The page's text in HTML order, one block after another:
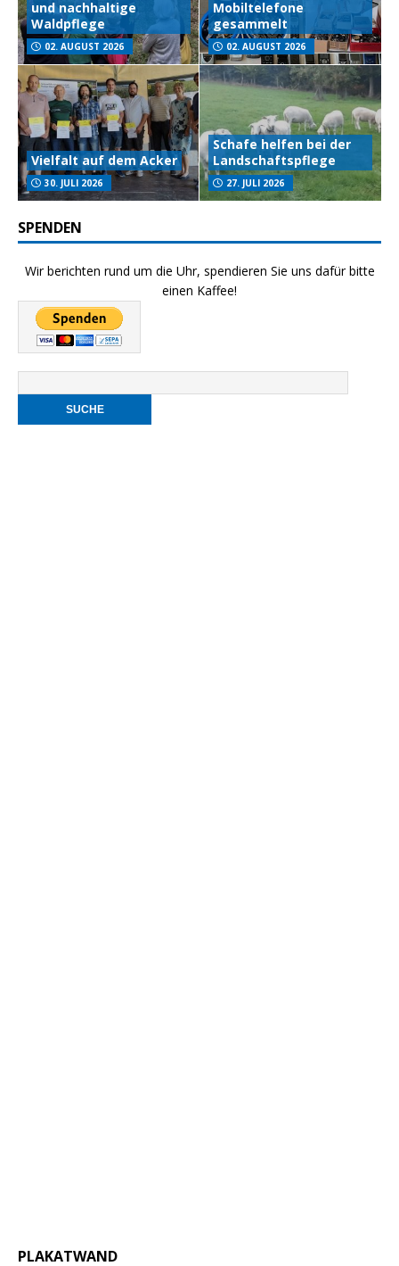
und nachhaltige
Waldpflege
02. AUGUST 2026
Mobiltelefone
gesammelt
02. AUGUST 2026
Vielfalt auf dem Acker
30. JULI 2026
Schafe helfen bei der
Landschaftspflege
27. JULI 2026
SPENDEN
Wir berichten rund um die Uhr, spendieren Sie uns dafür bitte
einen Kaffee!
PLAKATWAND